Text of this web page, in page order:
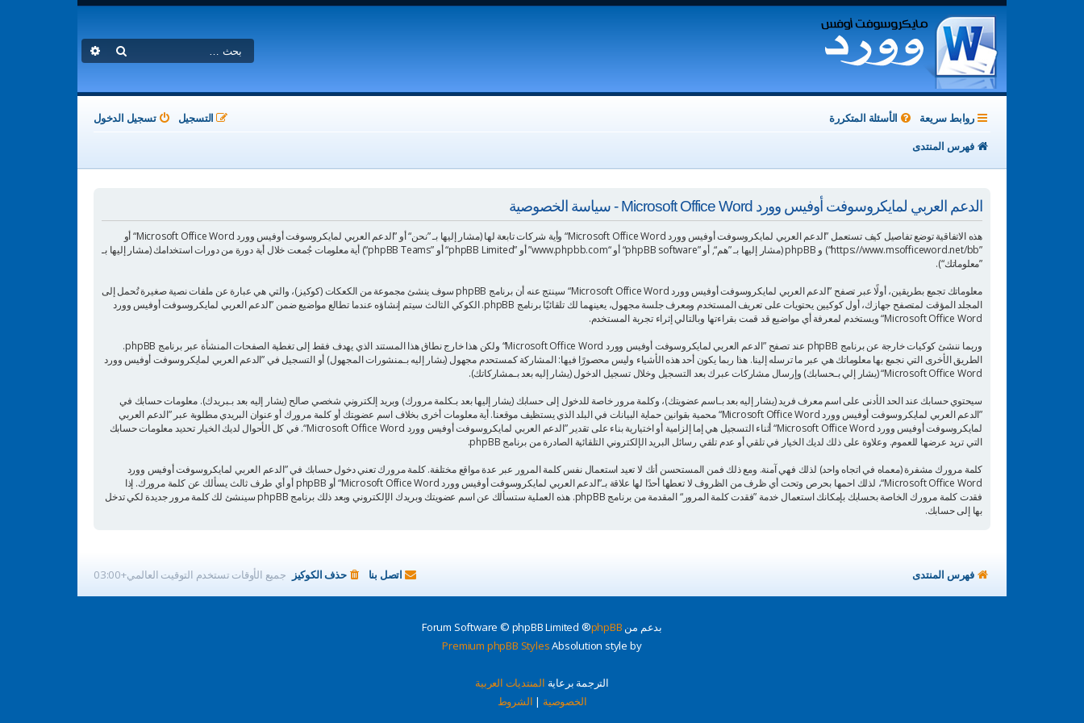
بحث
روابط سريعة الأسئلة المتكررة تسجيل الدخول
التسجيل
فهرس المنتدى
الدعم العربي لمايكروسوفت أوفيس وورد Microsoft Office Word - سياسة الخصوصية
هذه الاتفاقية توضع تفاصيل كيف تستعمل ”الدعم العربي لمايكروسوفت أوفيس وورد Microsoft Office Word“ وأية شركات تابعة لها (مشار إليها بـ ”نحن“ أو ”الدعم العربي لمايكروسوفت أوفيس وورد Microsoft Office Word“ أو
”https://www.msofficeword.net/bb“) و phpBB (مشار إليها بـ ”هم“, أو ”phpBB software“ أو “www.phpbb.com” أو ”phpBB Limited“ أو ”phpBB Teams“) أية معلومات جُمعت خلال أية دورة من دورات استخدامك (مشار إليها بـ
”معلوماتك“).
معلوماتك تجمع بطريقين، أولًا عبر تصفح ”الدعم العربي لمايكروسوفت أوفيس وورد Microsoft Office Word“ سينتج عنه أن برنامج phpBB سوف ينشئ مجموعة من الكعكات (كوكيز)، والتي هي عبارة عن ملفات نصية صغيرة تُحمل إلى
المجلد المؤقت لمتصفح جهازك، أول كوكيين يحتويات على تعريف المستخدم ومعرف جلسة مجهول، يعينهما لك تلقائيًا برنامج phpBB. الكوكي الثالث سيتم إنشاؤه عندما تطالع مواضيع ضمن ”الدعم العربي لمايكروسوفت أوفيس وورد
Microsoft Office Word“ ويستخدم لمعرفة أي مواضيع قد قمت بقراءتها وبالتالي إثراء تجربة المستخدم.
وربما ننشئ كوكيات خارجة عن برنامج phpBB عند تصفح ”الدعم العربي لمايكروسوفت أوفيس وورد Microsoft Office Word“ ولكن هذا خارج نطاق هذا المستند الذي يهدف فقط إلى تغطية الصفحات المنشأة عبر برنامج phpBB.
الطريق الأخرى التي نجمع بها معلوماتك هي عبر ما ترسله إلينا. هذا ربما يكون أحد هذه الأشياء وليس محصورًا فيها: المشاركة كمستحدم مجهول (يشار إليه بـمنشورات المجهول) أو التسجيل في ”الدعم العربي لمايكروسوفت أوفيس وورد
Microsoft Office Word“ (يشار إلي بـحسابك) وإرسال مشاركات عبرك بعد التسجيل وخلال تسجيل الدخول (يشار إليه بعد بـمشاركاتك).
سيحتوي حسابك عند الحد الأدنى على اسم معرف فريد (يشار إليه بعد بـاسم عضويتك)، وكلمة مرور خاصة للدخول إلى حسابك (يشار إليها بعد بـكلمة مرورك) وبريد إلكتروني شخصي صالح (يشار إليه بعد بـبريدك). معلومات حسابك في
”الدعم العربي لمايكروسوفت أوفيس وورد Microsoft Office Word“ محمية بقوانين حماية البيانات في البلد الذي يستظيف موقعنا. أية معلومات أخرى بخلاف اسم عضويتك أو كلمة مرورك أو عنوان البريدي مطلوبة عبر ”الدعم العربي
لمايكروسوفت أوفيس وورد Microsoft Office Word“ أثناء التسجيل هي إما إلزامية أو اختيارية بناء على تقدير ”الدعم العربي لمايكروسوفت أوفيس وورد Microsoft Office Word“. في كل الأحوال لديك الخيار تحديد معلومات حسابك
التي تريد عرضها للعموم. وعلاوة على ذلك لديك الخيار في تلقي أو عدم تلقي رسائل البريد الإلكتروني التلقائية الصادرة من برنامج phpBB.
كلمة مرورك مشفرة (معماه في اتجاه واحد) لذلك فهي آمنة. ومع ذلك فمن المستحسن أنك لا تعيد استعمال نفس كلمة المرور عبر عدة مواقع مختلفة. كلمة مرورك تعني دخول حسابك في ”الدعم العربي لمايكروسوفت أوفيس وورد
Microsoft Office Word“، لذلك احمها بحرص وتحت أي ظرف من الظروف لا تعطها أحدًا لها علاقة بـ”الدعم العربي لمايكروسوفت أوفيس وورد Microsoft Office Word“ أو phpBB أو أي طرف ثالث يسألك عن كلمة مرورك. إذا
فقدت كلمة مرورك الخاصة بحسابك بإمكانك استعمال خدمة ”فقدت كلمة المرور“ المقدمة من برنامج phpBB. هذه العملية ستسألك عن اسم عضويتك وبريدك الإلكتروني وبعد ذلك برنامج phpBB سينشئ لك كلمة مرور جديدة لكي تدخل
بها إلى حسابك.
فهرس المنتدى جميع الأوقات تستخدم التوقيت العالمي+03:00 حذف الكوكيز اتصل بنا
بدعم من phpBB
® Forum Software © phpBB Limited
Absolution style by
Premium phpBB Styles
الترجمة برعاية المنتديات العربية
الخصوصية | الشروط